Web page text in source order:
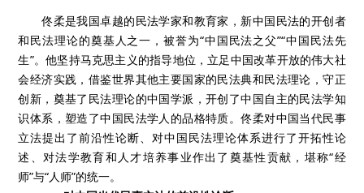
佟柔是我国卓越的民法学家和教育家，新中国民法的开创者
和民法理论的奠基人之一，被誉为“中国民法之父”“中国民法先
生”。他坚持马克思主义的指导地位，立足中国改革开放的伟大社
会经济实践，借鉴世界其他主要国家的民法典和民法理论，守正
创新，奠基了民法理论的中国学派，开创了中国自主的民法学知
识体系，塑造了中国民法学人的品格特质。佟柔对中国当代民事
立法提出了前沿性论断、对中国民法理论体系进行了开拓性论
述、对法学教育和人才培养事业作出了奠基性贡献，堪称“经
师”与“人师”的统一。